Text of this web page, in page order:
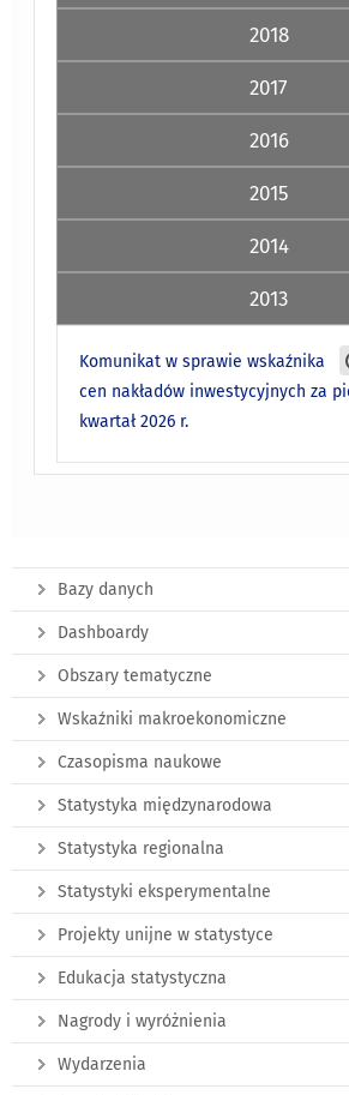
2018
2017
2016
2015
2014
2013
Komunikat w sprawie wskaźnika
cen nakładów inwestycyjnych za
kwartał 2026 r.
Bazy danych
Dashboardy
Obszary tematyczne
Wskaźniki makroekonomiczne
Czasopisma naukowe
Statystyka międzynarodowa
Statystyka regionalna
Statystyki eksperymentalne
Projekty unijne w statystyce
Edukacja statystyczna
Nagrody i wyróżnienia
Wydarzenia